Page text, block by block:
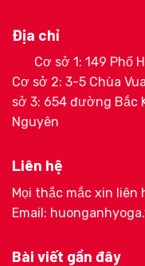
Địa chỉ
Cơ sở 1: 149 Phố
Cơ sở 2: 3-5 Chùa
sở 3: 654 đường Bắc
Nguyên
Liên hệ
Mọi thắc mắc xin liên
Email:
Bài viết gần đây